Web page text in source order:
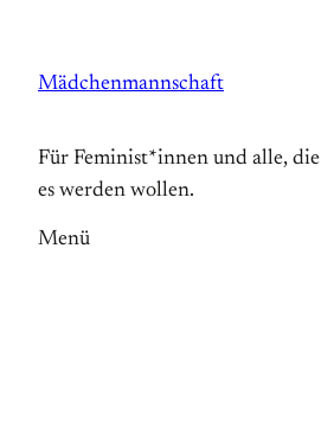
springen
Mädchenmannschaft
Für Feminist*innen und alle, die
es werden wollen.
Menü